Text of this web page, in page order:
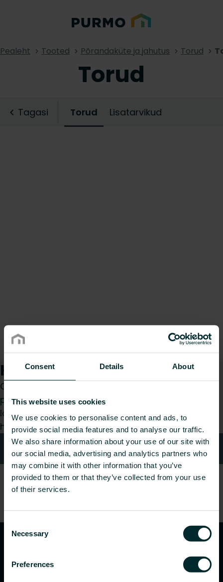
Consent Details About
This website uses cookies
We use cookies to personalise content and ads, to
provide social media features and to analyse our traffic.
We also share information about your use of our site with
our social media, advertising and analytics partners who
may combine it with other information that you’ve
provided to them or that they’ve collected from your use
of their services.
Consent
Selection
Necessary
Preferences
Pealeht Tooted Põrandaküte ja jahutus Torud
Torud
Tagasi Torud Lisatarvikud
Kuidas saame teid aidata?
Olenemata sellest, kas olete spetsialist,
paigaldaja, arhitekt, planeerija, hulgimüüja või
lõppkasutaja, valige kategooria ja me vastame
hea meelega teie päringule.
Kontaktid